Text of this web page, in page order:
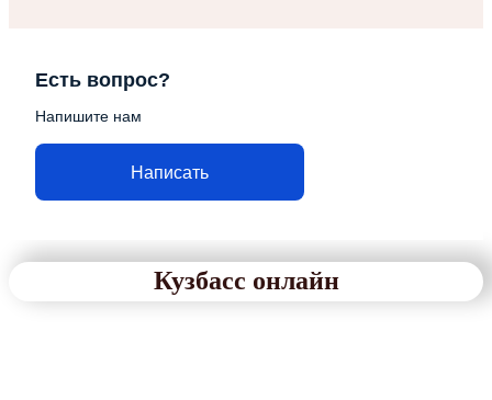
Есть вопрос?
Напишите нам
Написать
Кузбасс онлайн